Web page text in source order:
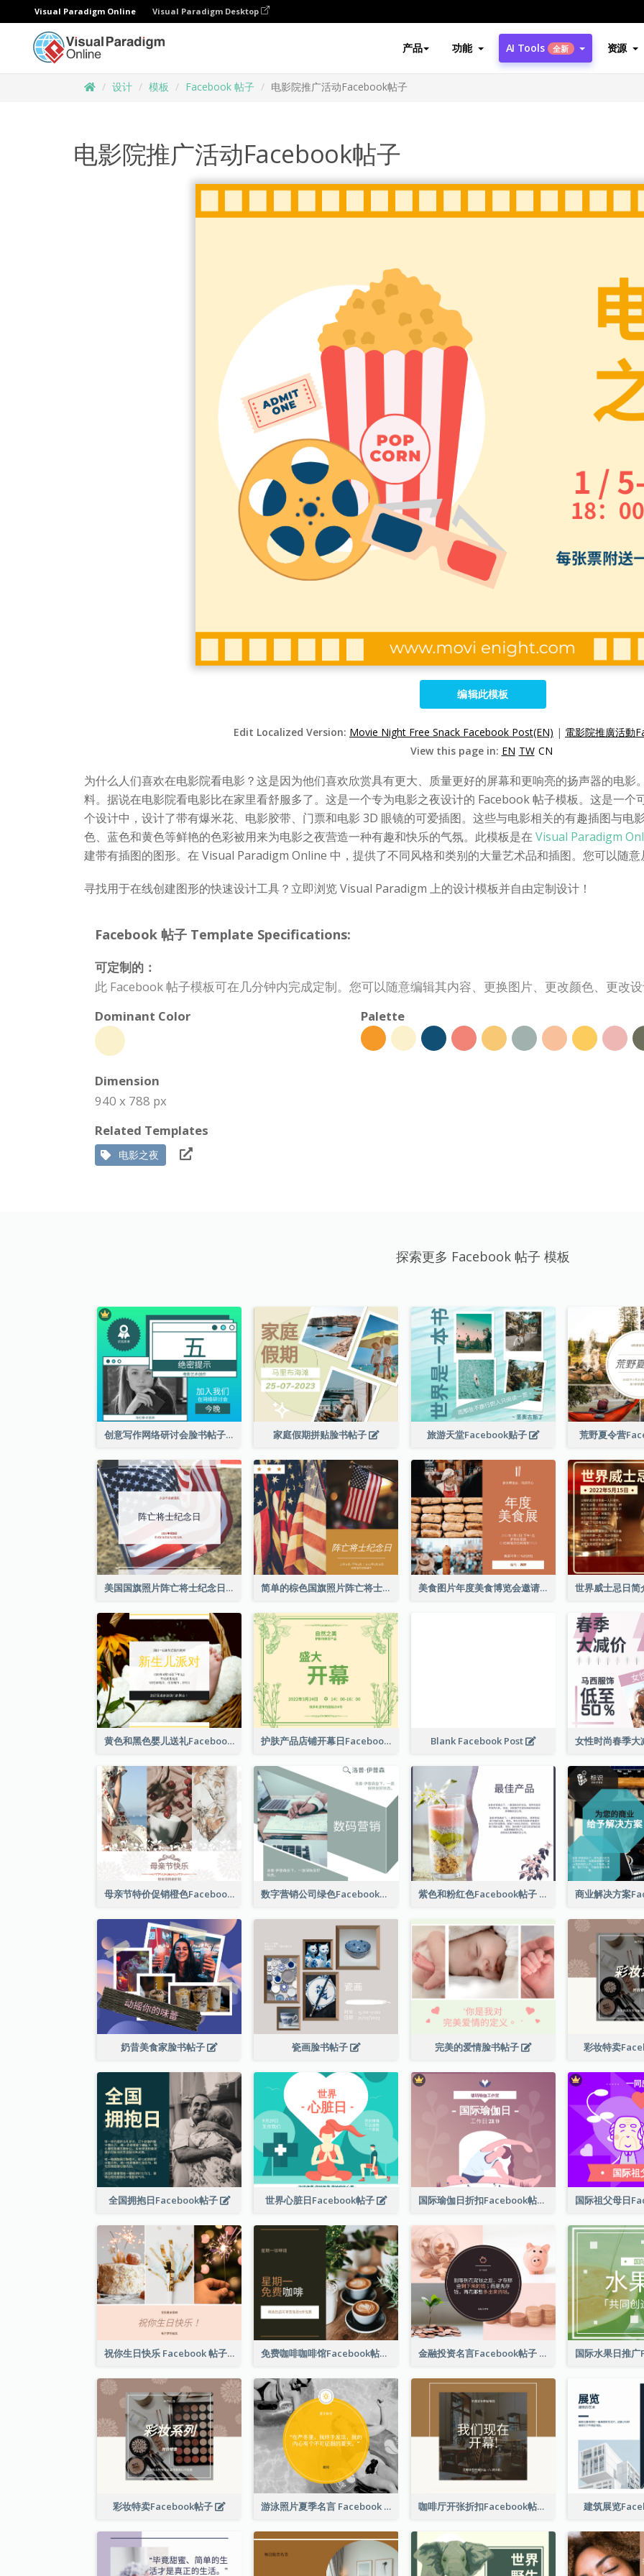
Visual Paradigm Online Visual Paradigm Desktop
产品 功能 AI Tools 全新 资源
设计 模板 Facebook 帖子 电影院推广活动Facebook帖子
电影院推广活动Facebook帖子
编辑此模板
Edit Localized Version: Movie Night Free Snack Facebook Post(EN) | 電影院推廣活動
View this page in: EN TW CN
为什么人们喜欢在电影院看电影？这是因为他们喜欢欣赏具有更大、质量更好的屏幕和更响亮的扬声器的电
料。据说在电影院看电影比在家里看舒服多了。这是一个专为电影之夜设计的 Facebook 帖子模板。这是一
个设计中，设计了带有爆米花、电影胶带、门票和电影 3D 眼镜的可爱插图。这些与电影相关的有趣插图与电
色、蓝色和黄色等鲜艳的色彩被用来为电影之夜营造一种有趣和快乐的气氛。此模板是在 Visual Paradigm
建带有插图的图形。在 Visual Paradigm Online 中，提供了不同风格和类别的大量艺术品和插图。您可以随意
寻找用于在线创建图形的快速设计工具？立即浏览 Visual Paradigm 上的设计模板并自由定制设计！
Facebook 帖子 Template Specifications:
可定制的：
此 Facebook 帖子模板可在几分钟内完成定制。您可以随意编辑其内容、更换图片、更改颜色、更改设
Dominant Color
Palette
Dimension
940 x 788 px
Related Templates
电影之夜
探索更多 Facebook 帖子 模板
创意写作网络研讨会脸书帖子 家庭假期拼贴脸书帖子 旅游天堂Facebook贴子 荒野夏令营
美国国旗照片阵亡将士纪念日庆祝活动Facebook帖子 简单的棕色国旗照片阵亡将士纪念日Facebook帖子 美食图片年度美食博览会邀请函Facebook帖子
黄色和黑色婴儿送礼Facebook帖子 护肤产品店铺开幕日Facebook帖子 Blank Facebook Post
母亲节特价促销橙色Facebook帖子 数字营销公司绿色Facebook帖子 紫色和粉红色Facebook帖子
奶昔美食家脸书帖子 瓷画脸书帖子 完美的爱情脸书帖子 彩妆特卖
全国拥抱日Facebook帖子 世界心脏日Facebook帖子 国际瑜伽日折扣Facebook帖子
祝你生日快乐 Facebook 帖子 免费咖啡咖啡馆Facebook帖子 金融投资名言Facebook帖子
彩妆特卖Facebook帖子 游泳照片夏季名言 Facebook 帖子 咖啡厅开张折扣Facebook帖子 建筑展览